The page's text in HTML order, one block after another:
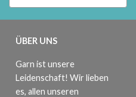
ÜBER UNS
Garn ist unsere
Leidenschaft! Wir lieben
es, allen unseren